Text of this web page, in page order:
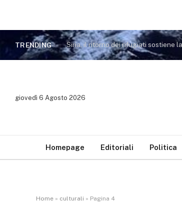
TRENDING
giovedì 6 Agosto 2026
Homepage Editoriali Politica
Home » culturali » Pagina 4